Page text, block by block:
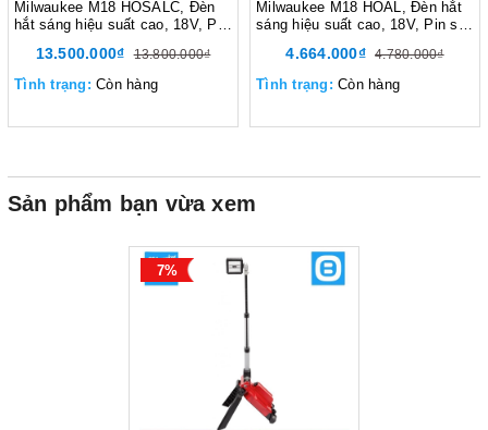
Milwaukee M18 HOSALC, Đèn
hắt sáng hiệu suất cao, 18V, Pin
13.500.000₫ 13.800.000₫
Tình trạng: Còn hàng
Milwaukee M18 HOAL, Đèn hắt
sáng hiệu suất cao, 18V, Pin sạc
4.664.000₫ 4.780.000₫
Tình trạng: Còn hàng
Sản phẩm bạn vừa xem
7%